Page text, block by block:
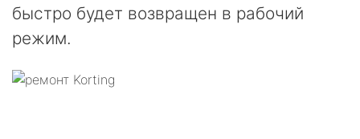
быстро будет возвращен в рабочий
режим.